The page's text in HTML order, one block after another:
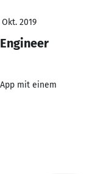
2019
mit einem